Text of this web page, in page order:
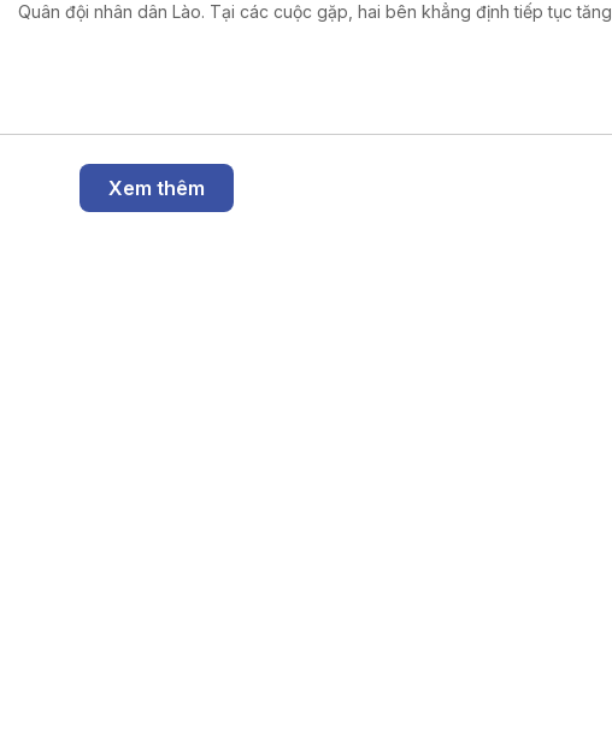
Quân đội nhân dân Lào. Tại các cuộc gặp, hai bên khẳng định tiếp tục tăng
Xem thêm